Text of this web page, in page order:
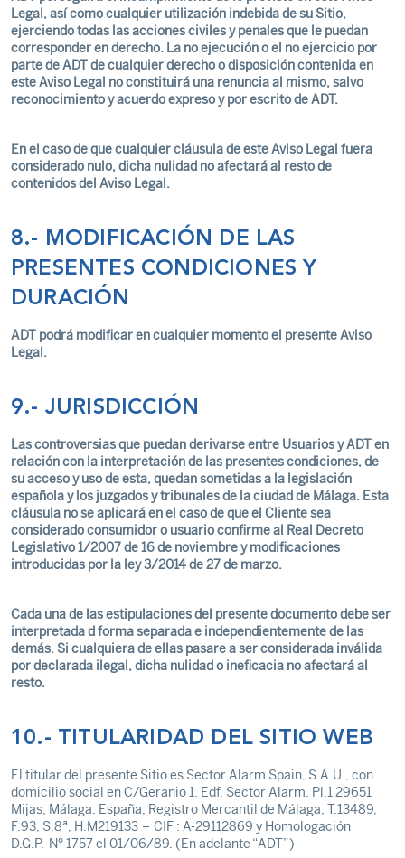
Legal, así como cualquier utilización indebida de su Sitio,
ejerciendo todas las acciones civiles y penales que le puedan
corresponder en derecho. La no ejecución o el no ejercicio por
parte de ADT de cualquier derecho o disposición contenida en
este Aviso Legal no constituirá una renuncia al mismo, salvo
reconocimiento y acuerdo expreso y por escrito de ADT.
En el caso de que cualquier cláusula de este Aviso Legal fuera
considerado nulo, dicha nulidad no afectará al resto de
contenidos del Aviso Legal.
8.- MODIFICACIÓN DE LAS
PRESENTES CONDICIONES Y
DURACIÓN
ADT podrá modificar en cualquier momento el presente Aviso
Legal.
9.- JURISDICCIÓN
Las controversias que puedan derivarse entre Usuarios y ADT en
relación con la interpretación de las presentes condiciones, de
su acceso y uso de esta, quedan sometidas a la legislación
española y los juzgados y tribunales de la ciudad de Málaga. Esta
cláusula no se aplicará en el caso de que el Cliente sea
considerado consumidor o usuario confirme al Real Decreto
Legislativo 1/2007 de 16 de noviembre y modificaciones
introducidas por la ley 3/2014 de 27 de marzo.
Cada una de las estipulaciones del presente documento debe ser
interpretada d forma separada e independientemente de las
demás. Si cualquiera de ellas pasare a ser considerada inválida
por declarada ilegal, dicha nulidad o ineficacia no afectará al
resto.
10.- TITULARIDAD DEL SITIO WEB
El titular del presente Sitio es Sector Alarm Spain, S.A.U., con
domicilio social en C/Geranio 1, Edf. Sector Alarm, Pl.1 29651
Mijas, Málaga. España, Registro Mercantil de Málaga, T.13489,
F.93, S.8ª, H.M219133 – CIF : A-29112869 y Homologación
D.G.P. Nº 1757 el 01/06/89. (En adelante “ADT”)